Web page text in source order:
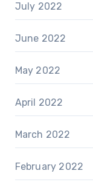
July 2022
June 2022
May 2022
April 2022
March 2022
February 2022